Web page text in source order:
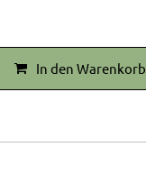
In den Warenkorb